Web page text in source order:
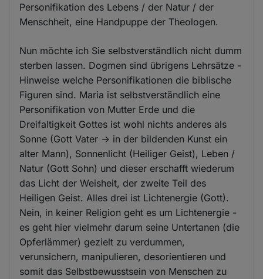
Personifikation des Lebens / der Natur / der
Menschheit, eine Handpuppe der Theologen.
Nun möchte ich Sie selbstverständlich nicht dumm
sterben lassen. Dogmen sind übrigens Lehrsätze -
Hinweise welche Personifikationen die biblische
Figuren sind. Maria ist selbstverständlich eine
Personifikation von Mutter Erde und die
Dreifaltigkeit Gottes ist wohl nichts anderes als
Sonne (Gott Vater -> in der bildenden Kunst ein
alter Mann), Sonnenlicht (Heiliger Geist), Leben /
Natur (Gott Sohn) und dieser erschafft wiederum
das Licht der Weisheit, der zweite Teil des
Heiligen Geist. Alles drei ist Lichtenergie (Gott).
Nein, in keiner Religion geht es um Lichtenergie -
es geht hier vielmehr darum seine Untertanen (die
Opferlämmer) gezielt zu verdummen,
verunsichern, manipulieren, desorientieren und
somit das Selbstbewusstsein von Menschen zu